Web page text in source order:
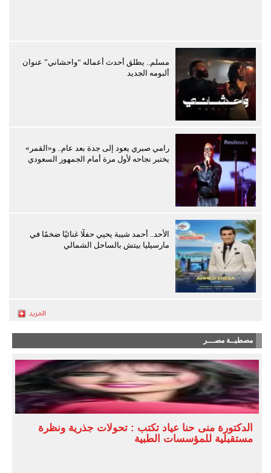
مسلم.. يطلق أحدث أعماله “واحشاني” عنوان
ألبومه الجديد
رامي صبري يعود إلى جدة بعد عام.. و«القمر»
يختبر نجاحه لأول مرة أمام الجمهور السعودي
الأحد.. أحمد شيبة يحيي حفلًا غنائيًا ضخمًا في
مارسيليا بيتش بالساحل الشمالي
مصطبــة مصـــر
الدكتورة منى حنا عياد تكتب : تحولات جذرية ونظرة
مستقبلية للمؤسسات الطبية